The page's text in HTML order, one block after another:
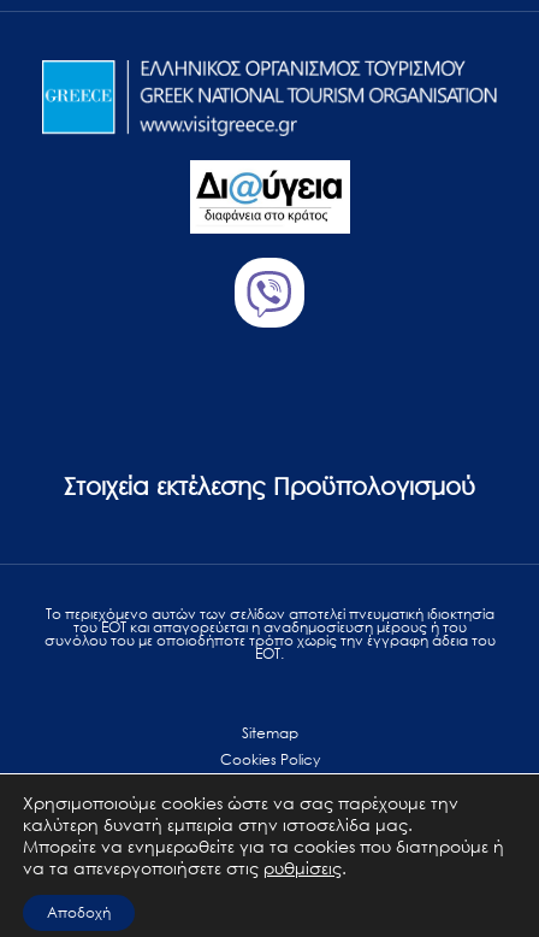
Στοιχεία εκτέλεσης Προϋπολογισμού
Το περιεχόμενο αυτών των σελίδων αποτελεί πvευματική ιδιοκτησία
του ΕΟΤ και απαγορεύεται η αναδημοσίευση μέρους ή του
συνόλου του με οποιοδήποτε τρόπο χωρίς την έγγραφη άδεια του
ΕΟΤ.
Sitemap
Cookies Policy
Terms of use
Επικοινωνία
Χρησιμοποιούμε cookies ώστε να σας παρέχουμε την
καλύτερη δυνατή εμπειρία στην ιστοσελίδα μας.
Μπορείτε να ενημερωθείτε για τα cookies που διατηρούμε ή
να τα απενεργοποιήσετε στις ρυθμίσεις.
Αποδοχή